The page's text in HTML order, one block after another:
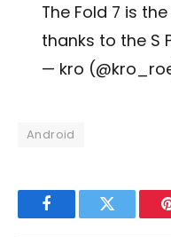
The Fold 7 is
thanks to the S
— kro
Android
FacebookTwitter